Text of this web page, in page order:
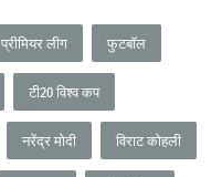
प्रीमियर लीग फुटबॉल
टी20 विश्व कप
नरेंद्र मोदी विराट कोहली